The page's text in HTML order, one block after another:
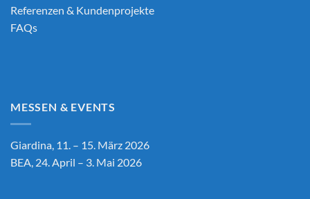
Referenzen & Kundenprojekte
FAQs
MESSEN & EVENTS
Giardina, 11. – 15. März 2026
BEA, 24. April – 3. Mai 2026